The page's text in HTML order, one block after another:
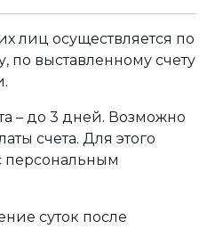
лиц осуществляется по
по выставленному счету
– до 3 дней. Возможно
счета. Для этого
персональным
суток после